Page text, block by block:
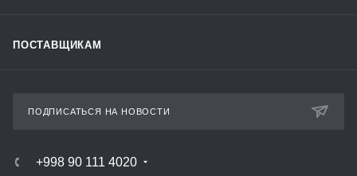
ПОСТАВЩИКАМ
ПОДПИСАТЬСЯ НА НОВОСТИ
+998 90 111 4020